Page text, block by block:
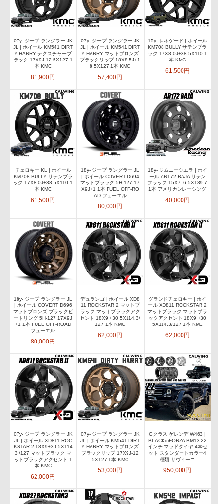
07y- ジープ ラングラー JK
JL | ホイール KM541 DIRT
Y HARRY テクスチャーブ
ラック 17X9J-12 5X127 1
本 KMC
81,900円
07y- ジープ ラングラー JK
JL | ホイール KM541 DIRT
Y HARRY マットブロンズ
ブラックリップ 18X8.5J+1
8 5X127 1本 KMC
57,400円
15y- レネゲード | ホイール
KM708 BULLY サテンブラ
ック 17X8.0J+38 5X110 1
本 KMC
61,500円
チェロキー KL | ホイール
KM708 BULLY サテンブラ
ック 17X8.0J+38 5X110 1
本 KMC
61,500円
18y- ジープ ラングラー JL
| ホイール COVERT D694
マットブラック 5H-127 17
X9J+1 1本 FUEL OFF-RO
AD フューエル
80,000円
18y- ジムニーシエラ | ホイ
ール AR172 BAJA サテン
ブラック 15X7 -6 5X139.7
1本 アメリカンレーシング
40,000円
18y- ジープ ラングラー JL
| ホイール COVERT D696
マットブロンズ ブラックビ
ートリング 5H-127 17X9J
+1 1本 FUEL OFF-ROAD
フューエル
80,000円
デュランゴ | ホイール XD8
11 ROCKSTAR 2 マットブ
ラック マットブラックアク
セント 18X9 +30 5X114.3/
127 1本 KMC
62,000円
グランドチェロキー | ホイ
ール XD811 ROCKSTAR 2
マットブラック マットブラ
ックアクセント 18X9 +30
5X114.3/127 1本 KMC
62,000円
07y- ジープ ラングラー JK
JL | ホイール XD811 ROC
KSTAR 2 18X9+30 5X114
3./127 マットブラック マ
ットブラックアクセント 1
本 KMC
62,000円
07y- ジープ ラングラー JK
JL | ホイール KM541 DIRT
Y HARRY マットブロンズ
ブラックリップ 17X9J-12
5X127 1本 KMC
53,000円
Gクラス ゲレンデ W463 |
BLACKdiFORZA BM13 22
インチ マッドタイヤ 4本セ
ット スタンダートカラー4
種類 サヴィーニ
950,000円